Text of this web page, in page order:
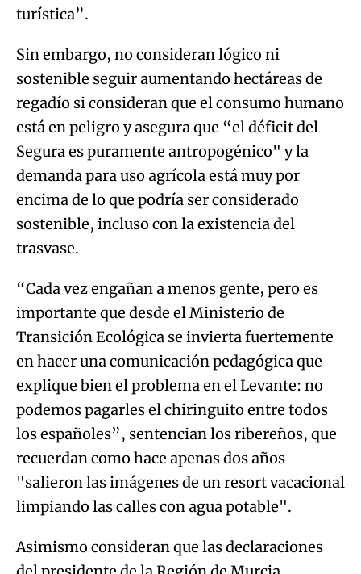
turística”.
Sin embargo, no consideran lógico ni
sostenible seguir aumentando hectáreas de
regadío si consideran que el consumo humano
está en peligro y asegura que “el déficit del
Segura es puramente antropogénico" y la
demanda para uso agrícola está muy por
encima de lo que podría ser considerado
sostenible, incluso con la existencia del
trasvase.
“Cada vez engañan a menos gente, pero es
importante que desde el Ministerio de
Transición Ecológica se invierta fuertemente
en hacer una comunicación pedagógica que
explique bien el problema en el Levante: no
podemos pagarles el chiringuito entre todos
los españoles”, sentencian los ribereños, que
recuerdan como hace apenas dos años
"salieron las imágenes de un resort vacacional
limpiando las calles con agua potable".
Asimismo consideran que las declaraciones